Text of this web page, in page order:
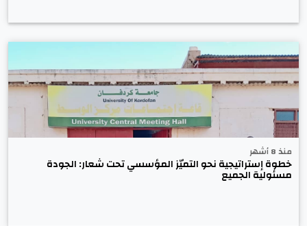
منذ 8 أشهر
خطوة إستراتيجية نحو التميّز المؤسسي تحت شعار: الجودة
مسئولية الجميع